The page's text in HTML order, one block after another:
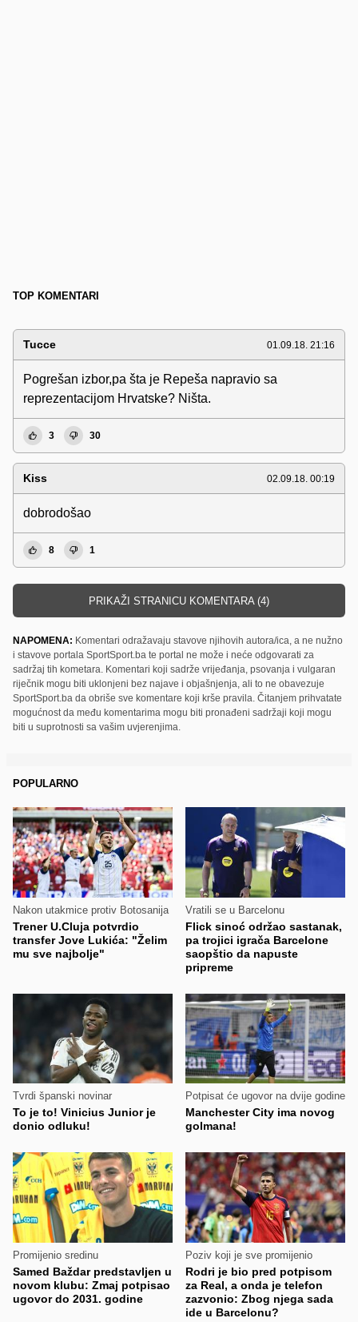
TOP KOMENTARI
Tucce 01.09.18. 21:16
Pogrešan izbor,pa šta je Repeša napravio sa
reprezentacijom Hrvatske? Ništa.
3 30
Kiss 02.09.18. 00:19
dobrodošao
8 1
PRIKAŽI STRANICU KOMENTARA (4)
NAPOMENA: Komentari odražavaju stavove njihovih autora/ica, a ne nužno
i stavove portala SportSport.ba te portal ne može i neće odgovarati za
sadržaj tih kometara. Komentari koji sadrže vrijeđanja, psovanja i vulgaran
riječnik mogu biti uklonjeni bez najave i objašnjenja, ali to ne obavezuje
SportSport.ba da obriše sve komentare koji krše pravila. Čitanjem prihvatate
mogućnost da među komentarima mogu biti pronađeni sadržaji koji mogu
biti u suprotnosti sa vašim uvjerenjima.
POPULARNO
Nakon utakmice protiv Botosanija
Trener U.Cluja potvrdio
transfer Jove Lukića: "Želim
mu sve najbolje"
Vratili se u Barcelonu
Flick sinoć održao sastanak,
pa trojici igrača Barcelone
saopštio da napuste
pripreme
Tvrdi španski novinar
To je to! Vinicius Junior je
donio odluku!
Potpisat će ugovor na dvije godine
Manchester City ima novog
golmana!
Promijenio sredinu
Samed Baždar predstavljen u
novom klubu: Zmaj potpisao
ugovor do 2031. godine
Poziv koji je sve promijenio
Rodri je bio pred potpisom
za Real, a onda je telefon
zazvonio: Zbog njega sada
ide u Barcelonu?